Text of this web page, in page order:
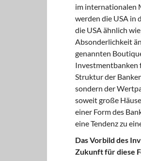
im internationalen
werden die USA in
die USA ähnlich
Absonderlichkeit
genannten
Investmentbanken
Struktur der
sondern der
soweit große
einer Form des
eine Tendenz zu
Das Vorbild des
Zukunft für diese